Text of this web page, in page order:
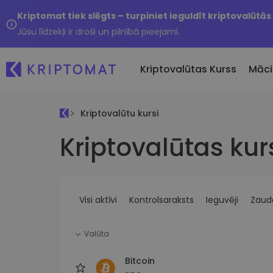
Kriptomat tiek slēgts – turpiniet ieguldīt kriptovalūtās
Jūsu līdzekļi ir droši un pilnībā pieejami.
Kriptovalūtas Kurss
Visas cenas
Vairāk nekā 300 kriptovalūtu Nesen
Pērciet vairāk nekā 300
kriptovalūtas
iespējas
Kriptovalūtu kursi
Kriptovalūtas
Visi aktīvi Kontrolsaraksts Ieguvēji
Valūta
Bitcoin